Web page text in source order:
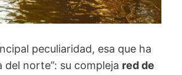
peculiaridad, esa que ha
norte”: su compleja red de